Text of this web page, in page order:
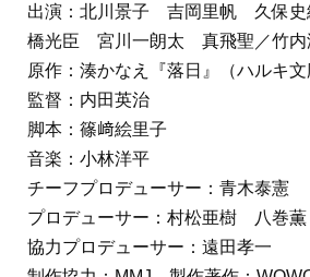
出演：北川景子 吉岡里帆 久保
橋光臣 宮川一朗太 真飛聖／竹内
原作：湊かなえ『落日』（ハルキ文
監督：内田英治
脚本：篠﨑絵里子
音楽：小林洋平
チーフプロデューサー：青木泰憲
プロデューサー：村松亜樹 八巻
協力プロデューサー：遠田孝一